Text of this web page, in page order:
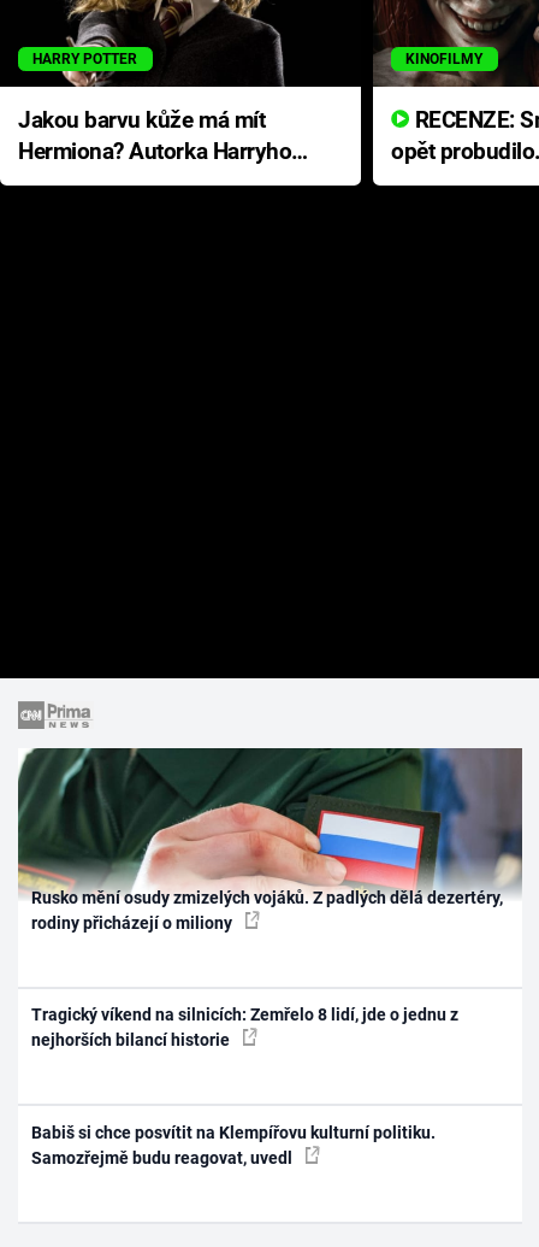
HARRY POTTER
Jakou barvu kůže má mít
Hermiona? Autorka Harryho
Pottera přišla s ráznou
KINOFILMY
opět
přichází s
Rusko mění osudy zmizelých vojáků. Z padlých dělá dezertéry,
rodiny přicházejí o miliony
Tragický víkend na silnicích: Zemřelo 8 lidí, jde o jednu z
nejhorších bilancí historie
Babiš si chce posvítit na Klempířovu kulturní politiku.
Samozřejmě budu reagovat, uvedl